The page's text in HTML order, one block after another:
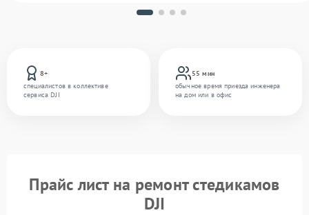
8+
специалистов в коллективе
сервиса DJI
55 мин
обычное время приезда инженера
на дом или в офис
Прайс лист на ремонт стедикамов
DJI